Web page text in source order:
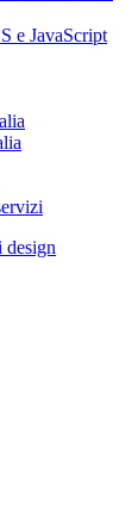
e JavaScript
design